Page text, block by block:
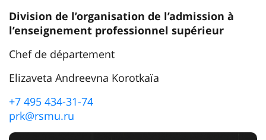
Division de l’organisation de l’admission à
l’enseignement professionnel supérieur
Chef de département
Elizaveta Andreevna Korotkaïa
+7 495 434-31-74
prk@rsmu.ru